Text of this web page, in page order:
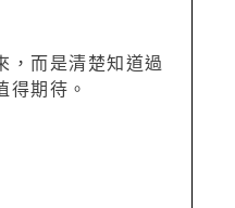
，而是清楚知道過
得期待。